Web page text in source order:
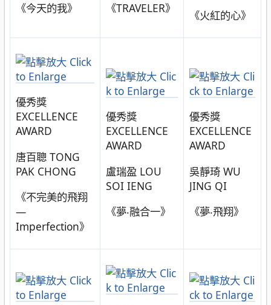
《今天的我》 《TRAVELER》 《火紅的心》
優秀獎
EXCELLENCE
AWARD
唐百聰 TONG
PAK CHONG
《不完美的飛翔
—
Imperfection》
優秀獎
EXCELLENCE
AWARD
盧瑞盈 LOU
SOI IENG
《夢‧融合一》
優秀獎
EXCELLENCE
AWARD
吳靜琦 WU
JING QI
《夢‧飛翔》